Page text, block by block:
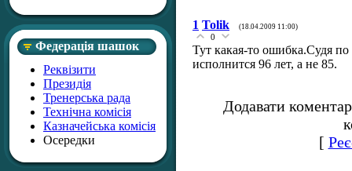
Федерація шашок
Реквізити
Президія
Тренерська рада
Технічна комісія
Казначейська комісія
Осередки
1 Tolik (18.04.2009 11:00)
0
Тут какая-то ошибка.Судя
исполнится 96 лет, а не 85.
Додавати
[